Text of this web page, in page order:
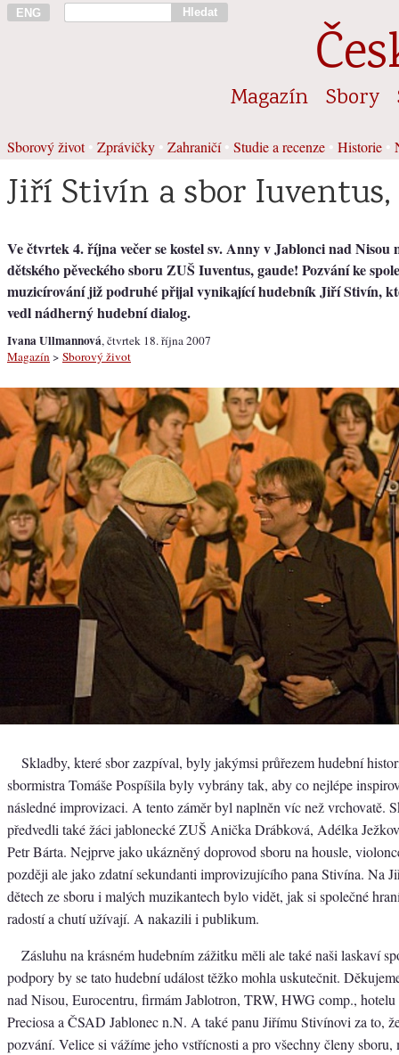
ENG Hledat
Magazín Sbory
Sborový život• Zprávičky Zahraničí• Studie a recenze Historie
Jiří Stivín a sbor Iuventus,
Ve čtvrtek 4. října večer se kostel sv. Anny v Jablonci nad Nisou
dětského pěveckého sboru ZUŠ Iuventus, gaude! Pozvání ke
muzicírování již podruhé přijal vynikající hudebník Jiří Stivín,
vedl nádherný hudební dialog.
Ivana Ullmannová, čtvrtek 18. října 2007
Magazín > Sborový život
Skladby, které sbor zazpíval, byly jakýmsi průřezem hudební
sbormistra Tomáše Pospíšila byly vybrány tak, aby co nejlépe
následné improvizaci. A tento záměr byl naplněn víc než vrchovatě.
předvedli také žáci jablonecké ZUŠ Anička Drábková, Adélka
Petr Bárta. Nejprve jako ukázněný doprovod sboru na housle,
později ale jako zdatní sekundanti improvizujícího pana Stivína. Na
dětech ze sboru i malých muzikantech bylo vidět, jak si společné
radostí a chutí užívají. A nakazili i publikum.
Zásluhu na krásném hudebním zážitku měli ale také naši laskaví
podpory by se tato hudební událost těžko mohla uskutečnit.
nad Nisou, Eurocentru, firmám Jablotron, TRW, HWG comp.,
Preciosa a ČSAD Jablonec n.N. A také panu Jiřímu Stivínovi za to,
pozvání. Velice si vážíme jeho vstřícnosti a pro všechny členy sboru,